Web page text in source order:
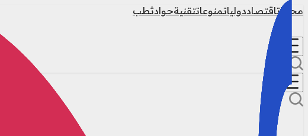
محلياتاقتصاددولياتمنوعاتتقنيةحوادثطب